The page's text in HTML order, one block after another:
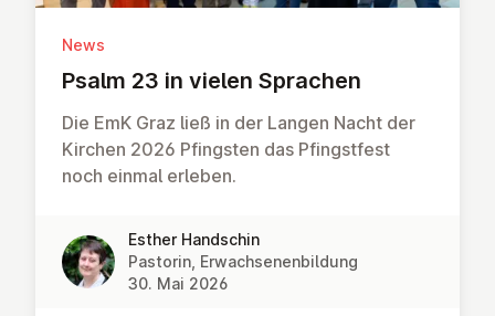
News
Psalm 23 in vielen Sprachen
Die EmK Graz ließ in der Langen Nacht der
Kirchen 2026 Pfingsten das Pfingstfest
noch einmal erleben.
Esther Handschin
Pastorin, Erwachsenenbildung
30. Mai 2026